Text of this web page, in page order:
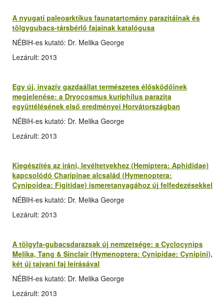
A nyugati paleoarktikus faunatartomány parazitáinak és
tölgygubacs-társbérlő fajainak katalógusa
NÉBIH-es kutató: Dr. Melika George
Lezárult: 2013
Egy új, invazív gazdaállat természetes élősködőinek
megjelenése: a Dryocosmus kuriphilus parazita
együttélésének első eredményei Horvátországban
NÉBIH-es kutató: Dr. Melika George
Lezárult: 2013
Kiegészítés az iráni, levéltetvekhez (Hemiptera: Aphididae)
kapcsolódó Charipinae alcsalád (Hymenoptera:
Cynipoidea: Figitidae) ismeretanyagához új felfedezésekkel
NÉBIH-es kutató: Dr. Melika George
Lezárult: 2013
A tölgyfa-gubacsdarazsak új nemzetsége: a Cyclocynips
Melika, Tang & Sinclair (Hymenoptera: Cynipidae: Cynipini),
két új tajvani faj leírásával
NÉBIH-es kutató: Dr. Melika George
Lezárult: 2013